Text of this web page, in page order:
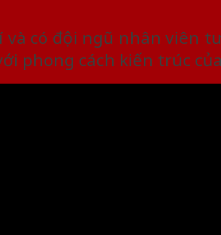
và có đội ngũ nhân
phong cách kiến trúc